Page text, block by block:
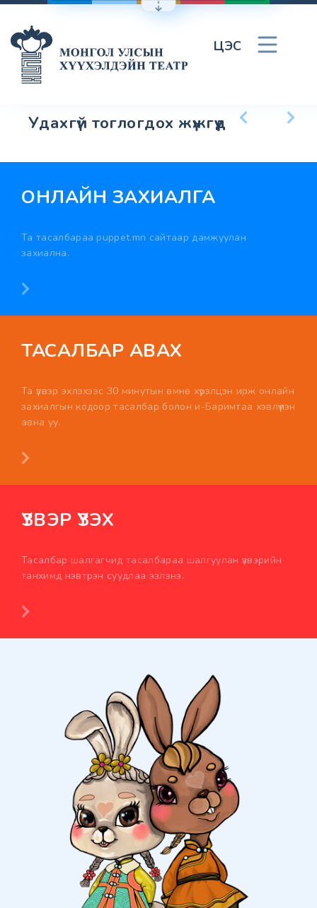
ЦЭС
Удахгүй тоглогдох жүжгүүд
ОНЛАЙН ЗАХИАЛГА
Та тасалбараа puppet.mn сайтаар дамжуулан
захиална.
ТАСАЛБАР АВАХ
Та үзвэр эхлэхээс 30 минутын өмнө хүрэлцэн ирж онлайн
захиалгын кодоор тасалбар болон и-Баримтаа хэвлүүлэн
авна уу.
ҮЗВЭР ҮЗЭХ
Тасалбар шалгагчид тасалбараа шалгуулан үзвэрийн
танхимд нэвтрэн суудлаа эзлэнэ.